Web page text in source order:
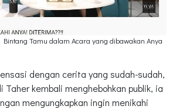
Tamu dalam Acara yang dibawakan Anya
dengan cerita yang sudah-sudah,
Taher kembali menghebohkan publik, ia
mengungkapkan ingin menikahi